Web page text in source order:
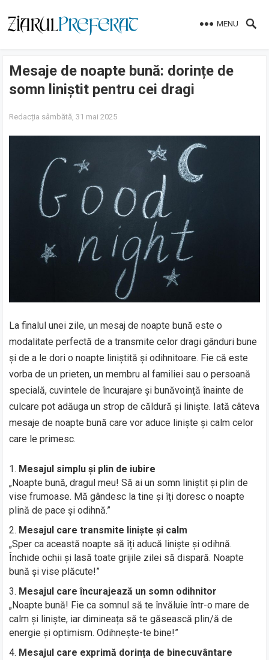
MENU
Mesaje de noapte bună: dorințe de
somn liniștit pentru cei dragi
Redacția sâmbătă, 31 mai 2025
La finalul unei zile, un mesaj de noapte bună este o
modalitate perfectă de a transmite celor dragi gânduri bune
și de a le dori o noapte liniștită și odihnitoare. Fie că este
vorba de un prieten, un membru al familiei sau o persoană
specială, cuvintele de încurajare și bunăvoință înainte de
culcare pot adăuga un strop de căldură și liniște. Iată câteva
mesaje de noapte bună care vor aduce liniște și calm celor
care le primesc.
Mesajul simplu și plin de iubire
„Noapte bună, dragul meu! Să ai un somn liniștit și plin de
vise frumoase. Mă gândesc la tine și îți doresc o noapte
plină de pace și odihnă.”
Mesajul care transmite liniște și calm
„Sper ca această noapte să îți aducă liniște și odihnă.
Închide ochii și lasă toate grijile zilei să dispară. Noapte
bună și vise plăcute!”
Mesajul care încurajează un somn odihnitor
„Noapte bună! Fie ca somnul să te învăluie într-o mare de
calm și liniște, iar dimineața să te găsească plin/ă de
energie și optimism. Odihnește-te bine!”
Mesajul care exprimă dorința de binecuvântare